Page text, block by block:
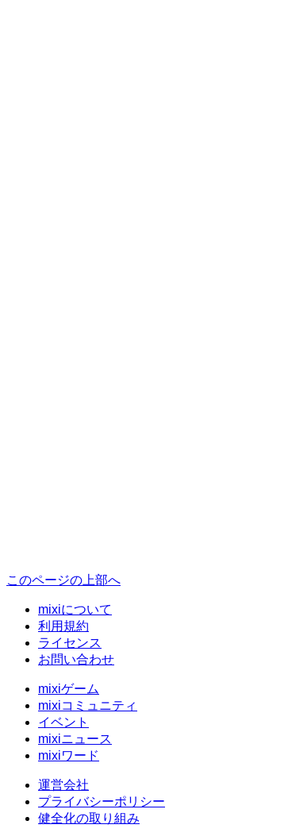
このページの上部へ
mixiについて
利用規約
ライセンス
お問い合わせ
mixiゲーム
mixiコミュニティ
イベント
mixiニュース
mixiワード
運営会社
プライバシーポリシー
健全化の取り組み